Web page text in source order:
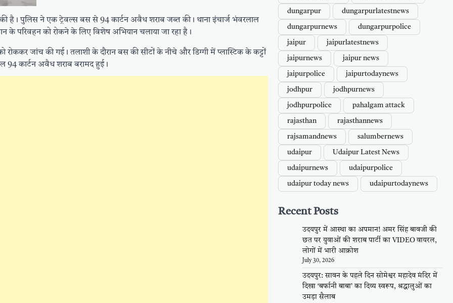
की है। पुलिस ने एक ट्रेवल्स बस से 94 कार्टन अवैध शराब जब्त की। थाना इंचार्ज भंवरलाल
के परिवहन को रोकने के लिए विशेष अभियान चलाया जा रहा है।
जांच की गई। तलाशी के दौरान बस की सीटों के नीचे और डिग्गी में प्लास्टिक के कट्टों
94 कार्टन अवैध शराब बरामद हुई।
dungarpur dungarpurlatestnews
dungarpurnews dungarpurpolice
jaipur jaipurlatestnews
jaipurnews jaipur news
jaipurpolice jaipurtodaynews
jodhpur jodhpurnews
jodhpurpolice pahalgam attack
rajasthan rajasthannews
rajsamandnews salumbernews
udaipur Udaipur Latest News
udaipurnews udaipurpolice
udaipur today news udaipurtodaynews
Recent Posts
उदयपुर में आस्था का अपमान! अमर सिंह बावजी की
छत पर युवाओं की शराब पार्टी का VIDEO वायरल,
लोगों में भारी आक्रोश
July 30, 2026
उदयपुर: सावन के पहले दिन सोमेश्वर महादेव मंदिर में
दिखा ‘बर्फानी बाबा’ का दिव्य स्वरूप, श्रद्धालुओं का
उमड़ा सैलाब